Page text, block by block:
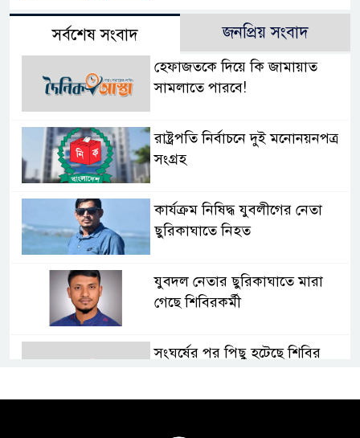
সর্বশেষ সংবাদ জনপ্রিয় সংবাদ
হেফাজতকে দিয়ে কি জামায়াত
সামলাতে পারবে!
রাষ্ট্রপতি নির্বাচনে দুই মনোনয়নপত্র
সংগ্রহ
কার্যক্রম নিষিদ্ধ যুবলীগের নেতা
ছুরিকাঘাতে নিহত
যুবদল নেতার ছুরিকাঘাতে মারা
গেছে শিবিরকর্মী
সংঘর্ষের পর পিছু হটেছে শিবির